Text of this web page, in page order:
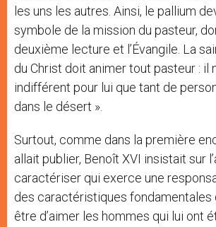
les uns les autres. Ainsi, le pallium
symbole de la mission du pasteur,
deuxième lecture et l’Évangile. La
du Christ doit animer tout pasteur : il
indifférent pour lui que tant de
dans le désert ».
Surtout, comme dans la première
allait publier, Benoît XVI insistait sur
caractériser qui exerce une
des caractéristiques fondamentales
être d’aimer les hommes qui lui ont